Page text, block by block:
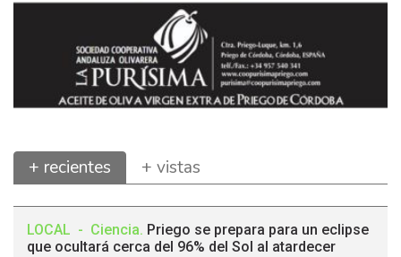
+ recientes + vistas
LOCAL - Ciencia. Priego se prepara para un eclipse
que ocultará cerca del 96% del Sol al atardecer